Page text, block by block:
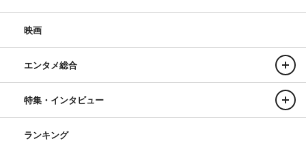
映画
エンタメ総合
特集・インタビュー
ランキング